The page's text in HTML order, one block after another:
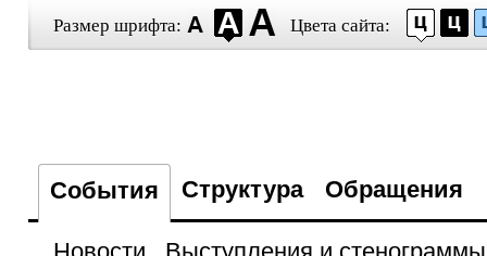
Размер шрифта: Цвета сайта:
События Структура Обращения